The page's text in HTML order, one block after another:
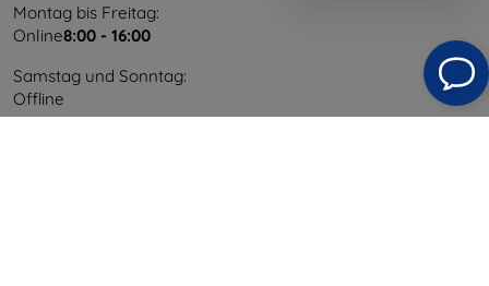
Montag bis Freitag:
Online8:00 - 16:00
Samstag und Sonntag:
Offline